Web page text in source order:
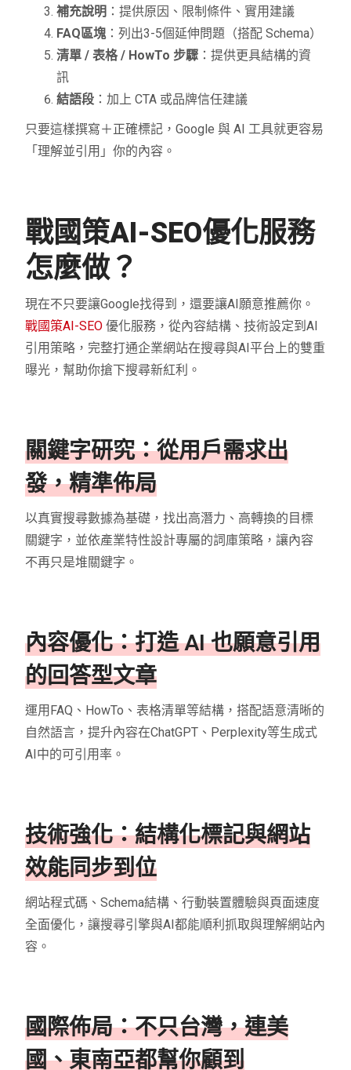
補充說明 ：提供原因、限制條件、實用建議
FAQ區塊：列出3-5個延伸問題（搭配 Schema）
清單 / 表格 / HowTo 步驟 ：提供更具結構的資
訊
結語段 ：加上 CTA 或品牌信任建議
只要這樣撰寫＋正確標記，Google 與 AI 工具就更容易
「理解並引用」你的內容。
戰國策AI-SEO優化服務
怎麼做？
現在不只要讓Google找得到，還要讓AI願意推薦你。
戰國策AI-SEO 優化服務，從內容結構、技術設定到AI
引用策略，完整打通企業網站在搜尋與AI平台上的雙重
曝光，幫助你搶下搜尋新紅利。
關鍵字研究：從用戶需求出
發，精準佈局
以真實搜尋數據為基礎，找出高潛力、高轉換的目標
關鍵字，並依產業特性設計專屬的詞庫策略，讓內容
不再只是堆關鍵字。
內容優化：打造 AI 也願意引用
的回答型文章
運用FAQ、HowTo、表格清單等結構，搭配語意清晰的
自然語言，提升內容在ChatGPT、Perplexity等生成式
AI中的可引用率。
技術強化：結構化標記與網站
效能同步到位
網站程式碼、Schema結構、行動裝置體驗與頁面速度
全面優化，讓搜尋引擎與AI都能順利抓取與理解網站內
容。
國際佈局：不只台灣，連美
國、東南亞都幫你顧到